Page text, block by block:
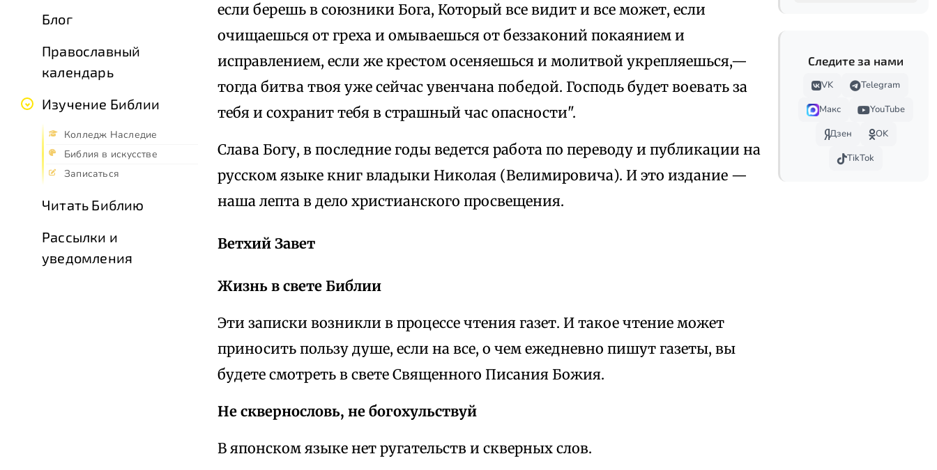
Блог
Православный
календарь
Изучение Библии
Колледж Наследие
Библия в искусстве
Записаться
Читать Библию
Рассылки и
уведомления
если берешь в союзники Бога, Который все видит и все может, если
очищаешься от греха и омываешься от беззаконий покаянием и
исправлением, если же крестом осеняешься и молитвой укрепляешься,—
тогда битва твоя уже сейчас увенчана победой. Господь будет воевать за
тебя и сохранит тебя в страшный час опасности".
Слава Богу, в последние годы ведется работа по переводу и публикации на
русском языке книг владыки Николая (Велимировича). И это издание —
наша лепта в дело христианского просвещения.
Ветхий Завет
Жизнь в свете Библии
Эти записки возникли в процессе чтения газет. И такое чтение может
приносить пользу душе, если на все, о чем ежедневно пишут газеты, вы
будете смотреть в свете Священного Писания Божия.
Не сквернословь, не богохульствуй
В японском языке нет ругательств и скверных слов.
Следите за нами
VK
Telegram
Макс
YouTube
Дзен
OK
TikTok